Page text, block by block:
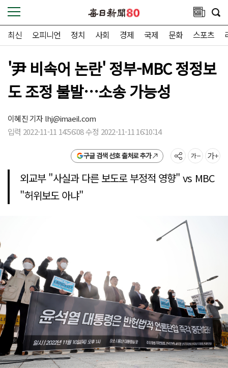
최신 오피니언 정치 사회 경제 국제 문화 스포츠
'尹 비속어 논란' 정부-MBC 정정보
도 조정 불발…소송 가능성
이혜진 기자lhj@imaeil.com
입력 2022-11-11 14:56:08 수정 2022-11-11 16:10:14
구글 검색 선호 출처로 추가
외교부 "사실과 다른 보도로 부정적 영향" vs MBC
"허위보도 아냐"